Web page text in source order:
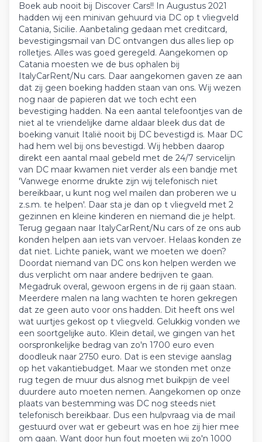
Boek aub nooit bij Discover Cars!! In Augustus 2021
hadden wij een minivan gehuurd via DC op t vliegveld
Catania, Sicilie. Aanbetaling gedaan met creditcard,
bevestigingsmail van DC ontvangen dus alles liep op
rolletjes. Alles was goed geregeld. Aangekomen op
Catania moesten we de bus ophalen bij
ItalyCarRent/Nu cars. Daar aangekomen gaven ze aan
dat zij geen boeking hadden staan van ons. Wij wezen
nog naar de papieren dat we toch echt een
bevestiging hadden. Na een aantal telefoontjes van de
niet al te vriendelijke dame aldaar bleek dus dat de
boeking vanuit Italië nooit bij DC bevestigd is. Maar DC
had hem wel bij ons bevestigd. Wij hebben daarop
direkt een aantal maal gebeld met de 24/7 servicelijn
van DC maar kwamen niet verder als een bandje met
'Vanwege enorme drukte zijn wij telefonisch niet
bereikbaar, u kunt nog wel mailen dan proberen we u
z.s.m. te helpen'. Daar sta je dan op t vliegveld met 2
gezinnen en kleine kinderen en niemand die je helpt.
Terug gegaan naar ItalyCarRent/Nu cars of ze ons aub
konden helpen aan iets van vervoer. Helaas konden ze
dat niet. Lichte paniek, want we moeten we doen?
Doordat niemand van DC ons kon helpen werden we
dus verplicht om naar andere bedrijven te gaan.
Megadruk overal, gewoon ergens in de rij gaan staan.
Meerdere malen na lang wachten te horen gekregen
dat ze geen auto voor ons hadden. Dit heeft ons wel
wat uurtjes gekost op t vliegveld. Gelukkig vonden we
een soortgelijke auto. Klein detail, we gingen van het
oorspronkelijke bedrag van zo'n 1700 euro even
doodleuk naar 2750 euro. Dat is een stevige aanslag
op het vakantiebudget. Maar we stonden met onze
rug tegen de muur dus alsnog met buikpijn de veel
duurdere auto moeten nemen. Aangekomen op onze
plaats van bestemming was DC nog steeds niet
telefonisch bereikbaar. Dus een hulpvraag via de mail
gestuurd over wat er gebeurt was en hoe zij hier mee
om gaan. Want door hun fout moeten wij zo'n 1000